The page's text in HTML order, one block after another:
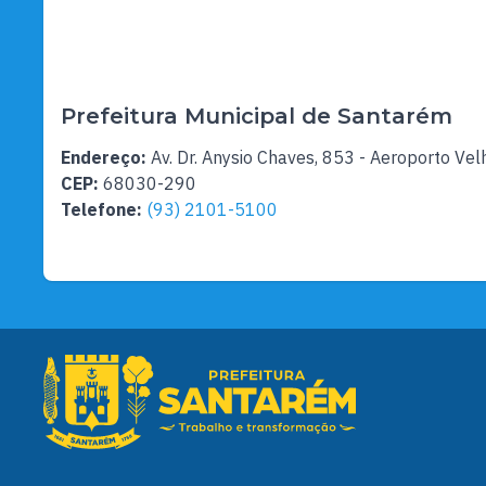
Prefeitura Municipal de Santarém
Endereço: Av. Dr. Anysio Chaves, 853 - Aeroporto
CEP: 68030-290
Telefone: (93) 2101-5100